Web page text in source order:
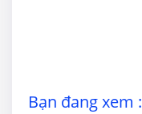
Bạn đang xem :